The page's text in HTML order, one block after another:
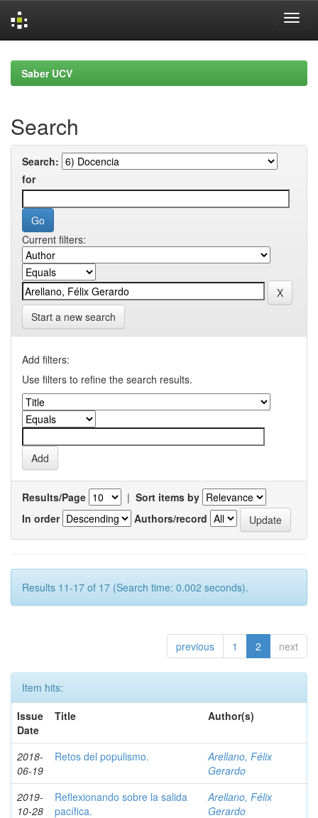
navigationSaber UCV
Search
Search:
for
Current filters:
Start a new search
Add filters:
Use filters to refine the search results.
Results/Page | Sort items by
In order
Authors/record
Results 11-17 of 17 (Search time: 0.002 seconds).
previous 1 2 next
Item hits:
Issue
Date
Title Author(s)
2018-
06-19
Retos del populismo.
Arellano, Félix
Gerardo
2019-
10-28
Reflexionando sobre la salida
pacífica.
Arellano, Félix
Gerardo